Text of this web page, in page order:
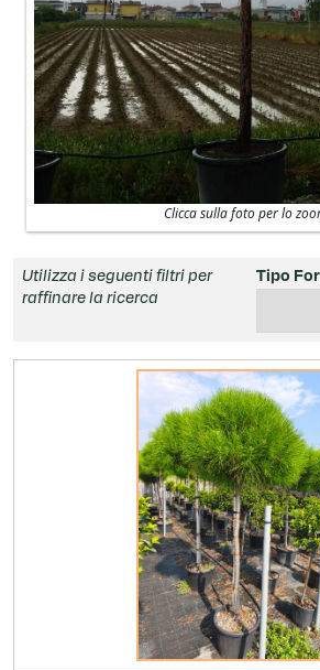
Clicca sulla foto per lo
Utilizza i seguenti filtri per
raffinare la ricerca
Tipo